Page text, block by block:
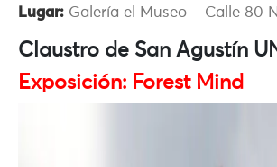
Lugar: Galería el Museo – Calle 80
Claustro de San Agustín
Exposición: Forest Mind